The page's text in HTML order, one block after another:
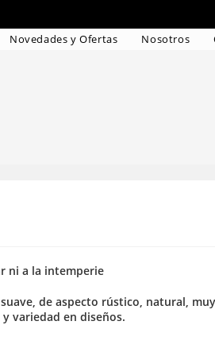
Novedades y Ofertas Nosotros
ni a la intemperie
de aspecto rústico, natural,
variedad en diseños.